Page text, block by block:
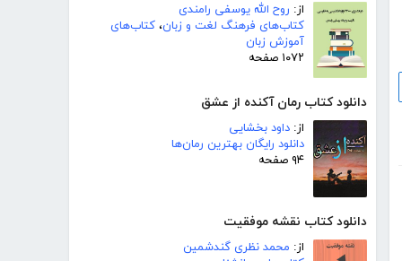
از: روح الله یوسفی رامندی
کتاب‌های فرهنگ لغت و زبان، کتاب‌های
آموزش زبان
۱۰۷۲ صفحه
دانلود کتاب رمان آکنده از عشق
از: داود بخشایی
دانلود رایگان بهترین رمان‌ها
۹۴ صفحه
دانلود کتاب نقشه موفقیت
از: محمد نظری گندشمین